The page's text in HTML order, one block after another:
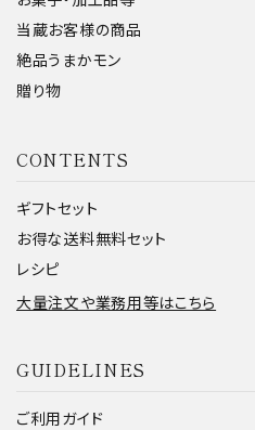
当蔵お客様の商品
絶品うまかモン
贈り物
CONTENTS
ギフトセット
お得な送料無料セット
レシピ
大量注文や業務用等はこちら
GUIDELINES
ご利用ガイド